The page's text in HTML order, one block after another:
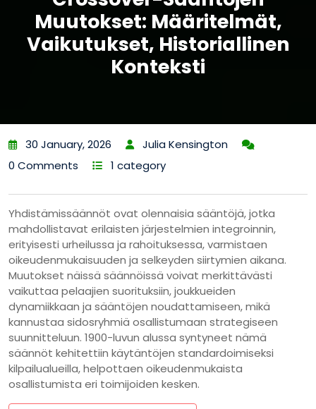
Muutokset: Määritelmät,
Vaikutukset, Historiallinen
Konteksti
30 January, 2026
Julia Kensington
0 Comments
1 category
Yhdistämissäännöt ovat olennaisia sääntöjä, jotka
mahdollistavat erilaisten järjestelmien integroinnin,
erityisesti urheilussa ja rahoituksessa, varmistaen
oikeudenmukaisuuden ja selkeyden siirtymien aikana.
Muutokset näissä säännöissä voivat merkittävästi
vaikuttaa pelaajien suorituksiin, joukkueiden
dynamiikkaan ja sääntöjen noudattamiseen, mikä
kannustaa sidosryhmiä osallistumaan strategiseen
suunnitteluun. 1900-luvun alussa syntyneet nämä
säännöt kehitettiin käytäntöjen standardoimiseksi
kilpailualueilla, helpottaen oikeudenmukaista
osallistumista eri toimijoiden kesken.